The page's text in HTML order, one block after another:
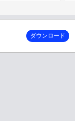
ダウンロード